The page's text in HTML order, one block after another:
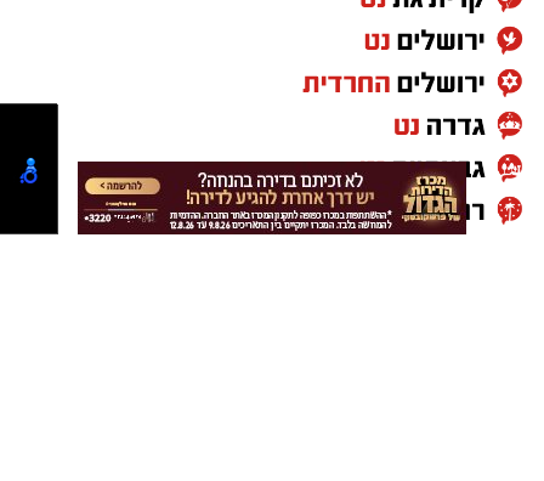
עבור חדר המשחקים של בית הספר החדש. במהלך
מספר שבועות פנה המועדון לקהילה בעיר בבקשה
לתרומות וזו נענתה בגדול כאשר נתקבלו מהציבור
מגוון ספרים ומשחקים.